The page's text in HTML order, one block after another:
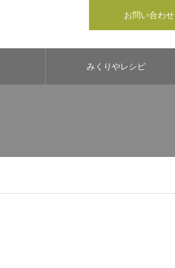
お問い合わせ
みくりやレシピ